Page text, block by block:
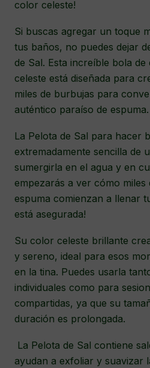
color celeste!
Si buscas agregar un toque
tus baños, no puedes dejar
de Sal. Esta increíble bola
celeste está diseñada para
miles de burbujas para
auténtico paraíso de espuma.
La Pelota de Sal para hacer
extremadamente sencilla de
sumergirla en el agua y en
empezarás a ver cómo miles
espuma comienzan a llenar
está asegurada!
Su color celeste brillante
y sereno, ideal para esos
en la tina. Puedes usarla
individuales como para
compartidas, ya que su
duración es prolongada.
La Pelota de Sal contiene
ayudan a exfoliar y suavizar